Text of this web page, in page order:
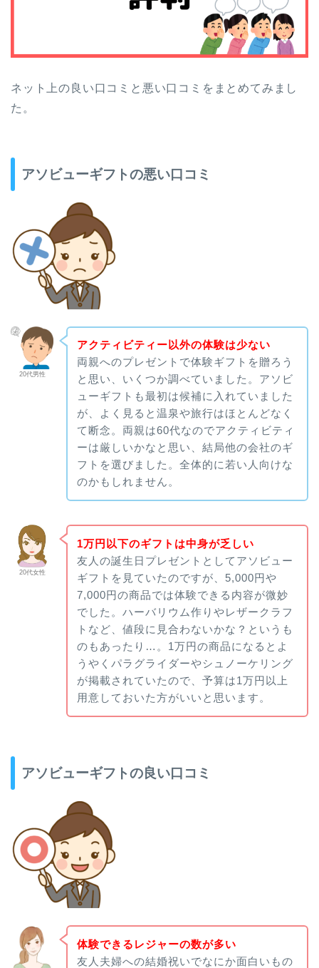
ネット上の良い口コミと悪い口コミをまとめてみまし
た。
アソビューギフトの悪い口コミ
20代男性
アクティビティー以外の体験は少ない
両親へのプレゼントで体験ギフトを贈ろう
と思い、いくつか調べていました。アソビ
ューギフトも最初は候補に入れていました
が、よく見ると温泉や旅行はほとんどなく
て断念。両親は60代なのでアクティビティ
ーは厳しいかなと思い、結局他の会社のギ
フトを選びました。全体的に若い人向けな
のかもしれません。
20代女性
1万円以下のギフトは中身が乏しい
友人の誕生日プレゼントとしてアソビュー
ギフトを見ていたのですが、5,000円や
7,000円の商品では体験できる内容が微妙
でした。ハーバリウム作りやレザークラフ
トなど、値段に見合わないかな？というも
のもあったり…。1万円の商品になるとよ
うやくパラグライダーやシュノーケリング
が掲載されていたので、予算は1万円以上
用意しておいた方がいいと思います。
アソビューギフトの良い口コミ
体験できるレジャーの数が多い
友人夫婦への結婚祝いでなにか面白いもの